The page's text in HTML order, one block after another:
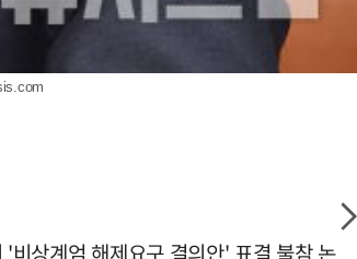
상계엄 해제요구 결의안' 표결 불참 논